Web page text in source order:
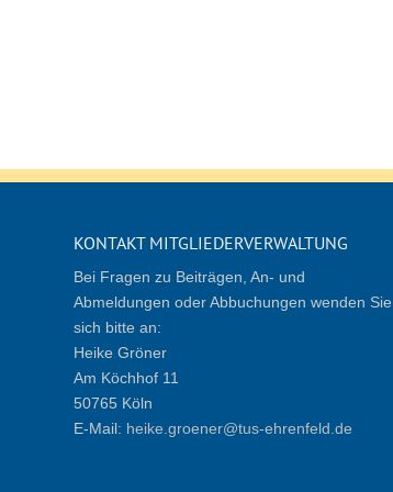
KONTAKT MITGLIEDERVERWALTUNG
Bei Fragen zu Beiträgen, An- und
Abmeldungen oder Abbuchungen wenden Sie
sich bitte an:
Heike Gröner
Am Köchhof 11
50765 Köln
E-Mail: heike.groener@tus-ehrenfeld.de